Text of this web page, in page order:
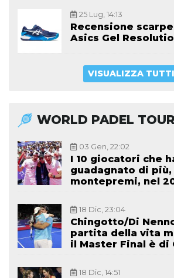
25 Lug, 14:13
Recensione
Asics Gel
VISUALIZZA TUTTI
WORLD PADEL TOUR
03 Gen, 22:02
I 10 giocatori che
guadagnato di
montepremi, nel
18 Dic, 23:04
Chingotto/Di
partita della vita
il Master Final è di
18 Dic, 14:51